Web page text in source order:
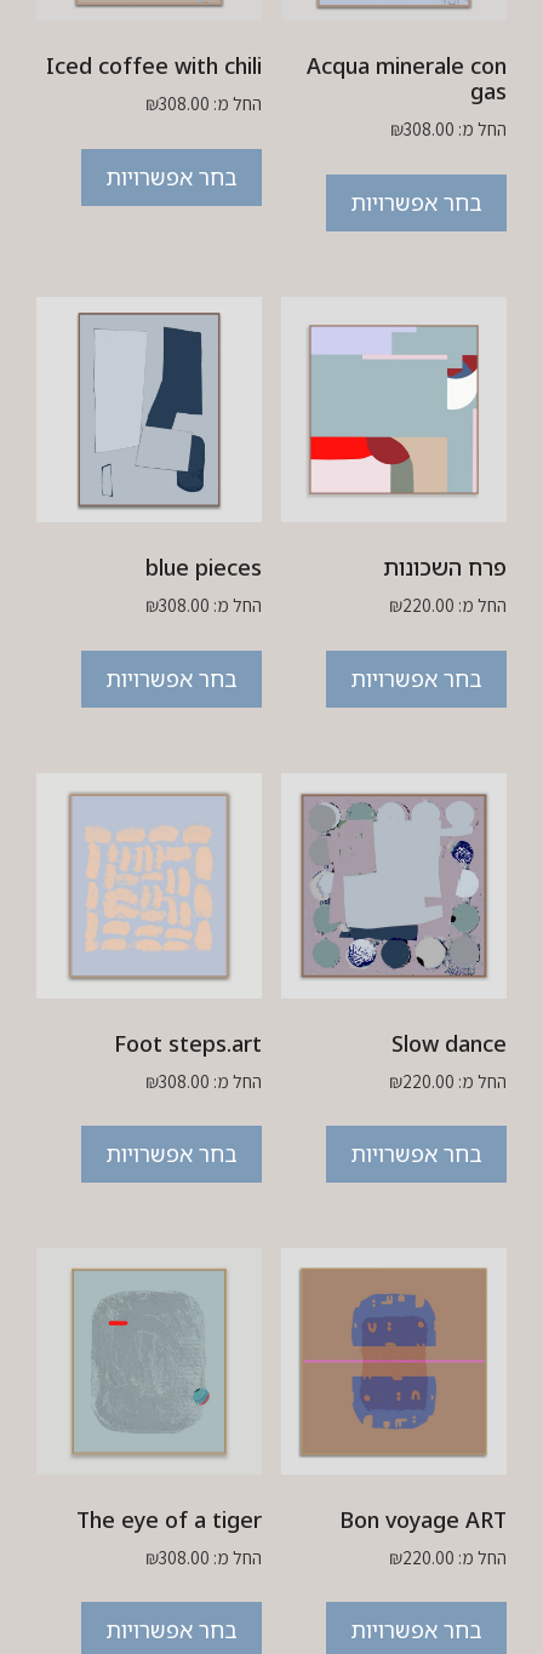
Acqua minerale con
gas
החל מ: ₪308.00
בחר אפשרויות
Iced coffee with chili
החל מ: ₪308.00
בחר אפשרויות
פרח השכונות
החל מ: ₪220.00
בחר אפשרויות
blue pieces
החל מ: ₪308.00
בחר אפשרויות
Slow dance
החל מ: ₪220.00
בחר אפשרויות
Foot steps.art
החל מ: ₪308.00
בחר אפשרויות
Bon voyage ART
החל מ: ₪220.00
בחר אפשרויות
The eye of a tiger
החל מ: ₪308.00
בחר אפשרויות